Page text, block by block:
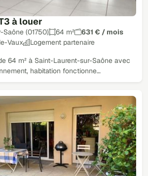
à louer
Saône (01750) 64 m²
631 € / mois
Vaux
Logement partenaire
64 m² à Saint-Laurent-sur-Saône avec
habitation fonctionne…